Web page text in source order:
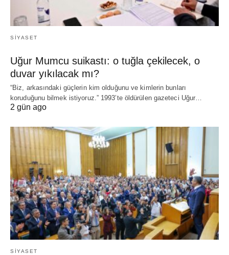
SIYASET
Uğur Mumcu suikastı: o tuğla çekilecek, o
duvar yıkılacak mı?
“Biz, arkasındaki güçlerin kim olduğunu ve kimlerin bunları
koruduğunu bilmek istiyoruz.” 1993’te öldürülen gazeteci Uğur…
2 gün ago
SIYASET